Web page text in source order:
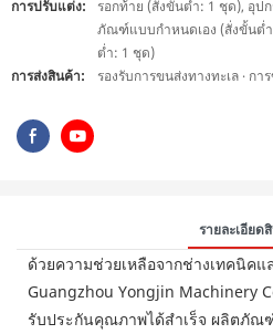
การปรับแต่ง:
รอกท้าย (สั่งขั้นต่ำ: 1 ชุด), อุป
ภัณฑ์แบบกำหนดเอง (สั่งขั้นต่
ต่ำ: 1 ชุด)
การส่งสินค้า:
รองรับการขนส่งทางทะเล · ก
รายละเอียด
ด้วยความช่วยเหลือจากช่างเทคนิค
Guangzhou Yongjin Machinery
รับประกันคุณภาพได้สำเร็จ ผลิตภัณ